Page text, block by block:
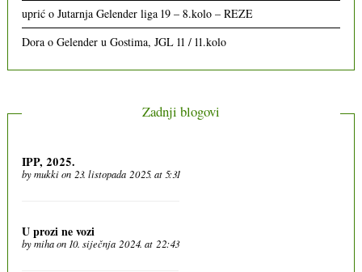
uprić oJutarnja Gelender liga 19 – 8.kolo – REZE
Dora oGelender u Gostima, JGL 11 / 11.kolo
Zadnji blogovi
IPP, 2025.
bymukkion 23. listopada 2025. at 5:31
U prozi ne vozi
bymihaon 10. siječnja 2024. at 22:43